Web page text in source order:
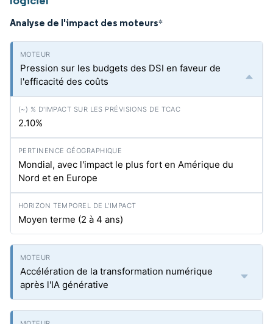
Analyse de l'impact des moteurs*
Pression sur les budgets des DSI en faveur de
l'efficacité des coûts
2.10%
Mondial, avec l'impact le plus fort en Amérique du
Nord et en Europe
Moyen terme (2 à 4 ans)
Accélération de la transformation numérique
après l'IA générative